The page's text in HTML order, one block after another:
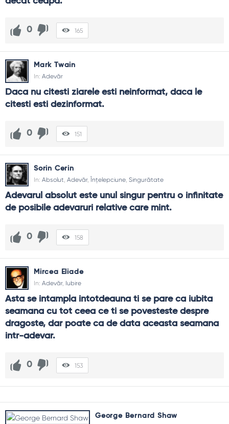
Adevărul doare uneori: merită?
Durerea utilă scurtează rătăcirea. Când e rostit cu grijă,
adevărul devine teren solid pentru încredere, creștere și
cooperare.
0 165
Mark Twain
In: Adevăr
Daca nu citesti ziarele esti neinformat, daca le
citesti esti dezinformat.
0 151
Sorin Cerin
In: Absolut, Adevăr, Înțelepciune, Singurătate
Adevarul absolut este unul singur pentru o infinitate
de posibile adevaruri relative care mint.
0 158
Mircea Eliade
In: Adevăr, Iubire
Asta se intampla intotdeauna ti se pare ca iubita
seamana cu tot ceea ce ti se povesteste despre
dragoste, dar poate ca de data aceasta seamana
intr-adevar.
0 153
George Bernard Shaw